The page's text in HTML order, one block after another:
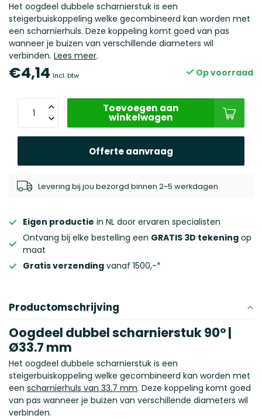
Het oogdeel dubbele scharnierstuk is een
steigerbuiskoppeling welke gecombineerd kan worden met
een scharnierhuls. Deze koppeling komt goed van pas
wanneer je buizen van verschillende diameters wil
verbinden. Lees meer.
€4,14 Incl. btw Op voorraad
Toevoegen aan
winkelwagen
Offerte aanvraag
Levering bij jou bezorgd binnen 2-5 werkdagen
Eigen productie in NL door ervaren specialisten
Ontvang bij elke bestelling een GRATIS 3D tekening op
maat
Gratis verzending vanaf 1500,-*
Productomschrijving
Oogdeel dubbel scharnierstuk 90° |
Ø33.7 mm
Het oogdeel dubbele scharnierstuk is een
steigerbuiskoppeling welke gecombineerd kan worden met
een scharnierhuls van 33.7 mm. Deze koppeling komt goed
van pas wanneer je buizen van verschillende diameters wil
verbinden.